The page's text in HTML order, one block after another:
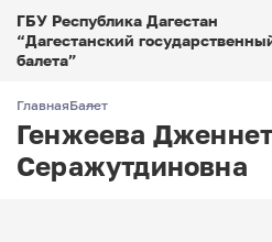
ГБУ Республика Дагестан
“Дагестанский
балета”
ГлавнаяБалет
Генжеева Дженнет
Серажутдиновна